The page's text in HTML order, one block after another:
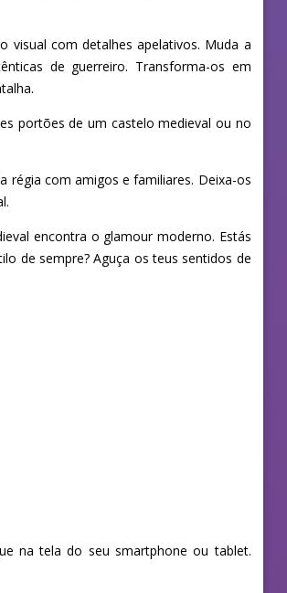
visual com detalhes apelativos. Muda a
de guerreiro. Transforma-os em
portões de um castelo medieval ou no
régia com amigos e familiares. Deixa-os
encontra o glamour moderno. Estás
de sempre? Aguça os teus sentidos de
na tela do seu smartphone ou tablet.